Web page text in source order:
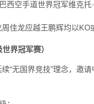
巴西空手道世界冠军维克
周佳龙应越王鹏辉均以KO
界冠军赛）
续“无国界竞技”理念，邀